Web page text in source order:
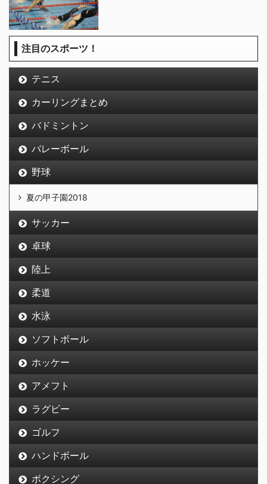
注目のスポーツ！
テニス
カーリングまとめ
バドミントン
バレーボール
野球
夏の甲子園2018
サッカー
卓球
陸上
柔道
水泳
ソフトボール
ホッケー
アメフト
ラグビー
ゴルフ
ハンドボール
ボクシング